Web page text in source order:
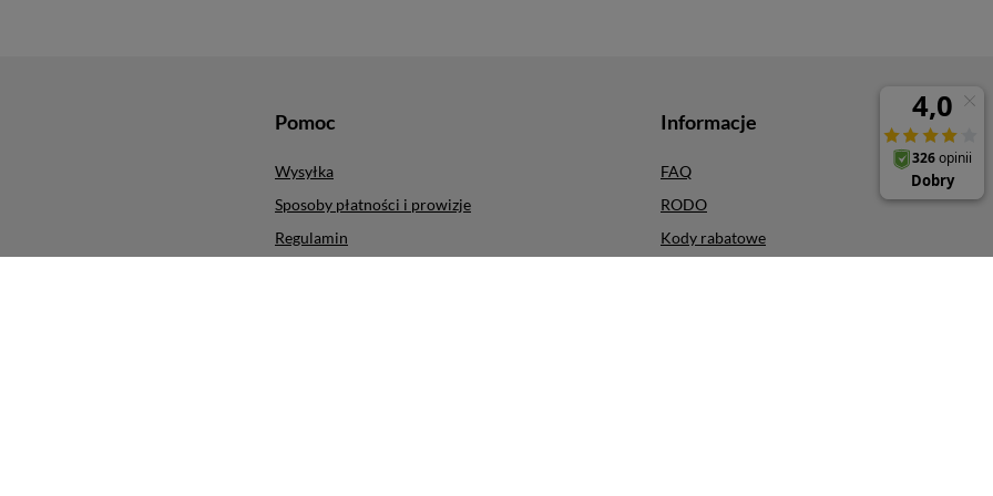
Pomoc
Wysyłka
Sposoby płatności i prowizje
Regulamin
Informacje
FAQ
RODO
Kody rabatowe